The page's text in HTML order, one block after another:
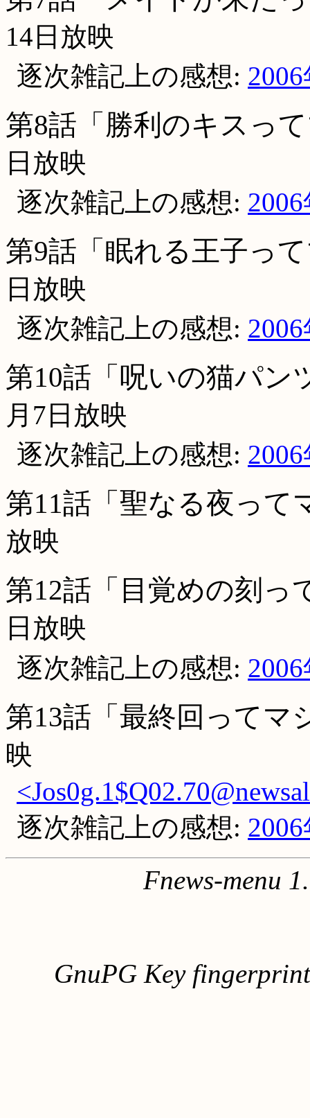
14日放映
逐次雑記上の感想:
第8話「勝利のキスっ
日放映
逐次雑記上の感想:
第9話「眠れる王子っ
日放映
逐次雑記上の感想:
第10話「呪いの猫パン
月7日放映
逐次雑記上の感想:
第11話「聖なる夜って
放映
第12話「目覚めの刻っ
日放映
逐次雑記上の感想:
第13話「最終回ってマ
映
逐次雑記上の感想:
Fnews-menu
GnuPG Key